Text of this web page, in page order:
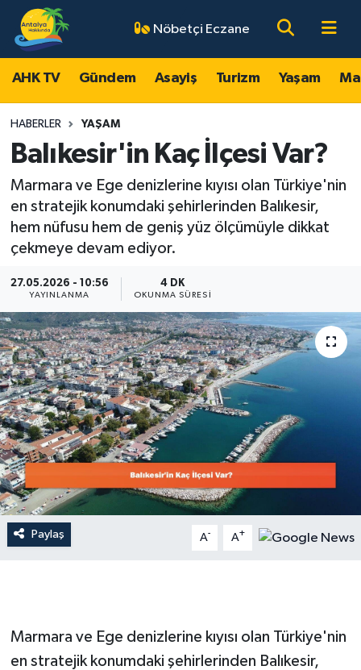
Nöbetçi Eczane
AHK TV Gündem Asayiş Turizm Yaşam
HABERLER YAŞAM
Balıkesir'in Kaç İlçesi Var?
Marmara ve Ege denizlerine kıyısı olan Türkiye'nin
en stratejik konumdaki şehirlerinden Balıkesir,
hem nüfusu hem de geniş yüz ölçümüyle dikkat
çekmeye devam ediyor.
27.05.2026 - 10:56
YAYINLANMA
4 DK
OKUNMA SÜRESI
Paylaş A- A+
Marmara ve Ege denizlerine kıyısı olan Türkiye'nin
en stratejik konumdaki şehirlerinden Balıkesir,
AHK TV
Gündem
Asayiş
Turizm
Yaşam
Spor
Dünya
Resmi Reklamlar
Antalya Nöbetçi Eczaneler
Antalya Hava Durumu
Antalya Namaz Vakitleri
Antalya Trafik Yoğunluk Haritası
Süper Lig Puan Durumu ve Fikstür
Haber Arşivi